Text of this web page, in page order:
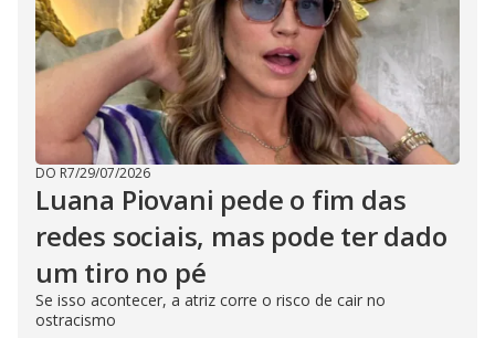
DO R7/29/07/2026
Luana Piovani pede o fim das
redes sociais, mas pode ter dado
um tiro no pé
Se isso acontecer, a atriz corre o risco de cair no
ostracismo